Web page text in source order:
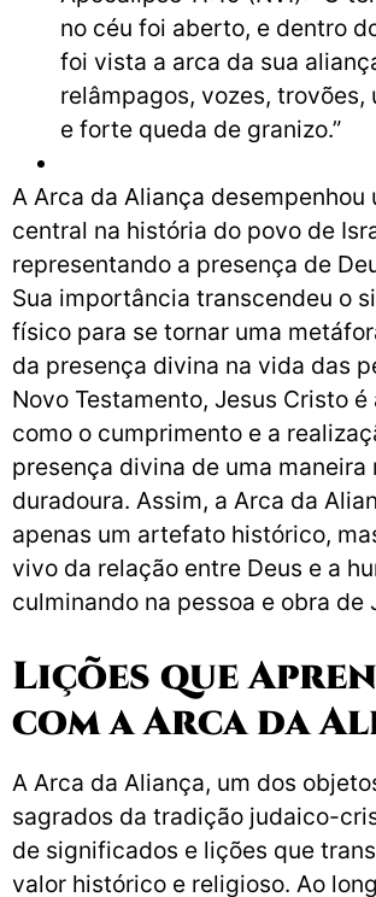
no céu foi aberto, e dentro
foi vista a arca da sua
relâmpagos, vozes, trovões,
e forte queda de granizo.”
A Arca da Aliança desempenhou
central na história do povo de
representando a presença de
Sua importância transcendeu o
físico para se tornar uma
da presença divina na vida das
Novo Testamento, Jesus Cristo
como o cumprimento e a
presença divina de uma maneira
duradoura. Assim, a Arca da
apenas um artefato histórico,
vivo da relação entre Deus e a
culminando na pessoa e obra de
Lições que
com a Arca da
A Arca da Aliança, um dos
sagrados da tradição judaico-
de significados e lições que
valor histórico e religioso. Ao